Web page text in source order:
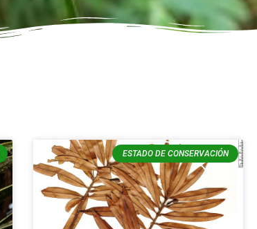
ESTADO DE CONSERVACIÓN